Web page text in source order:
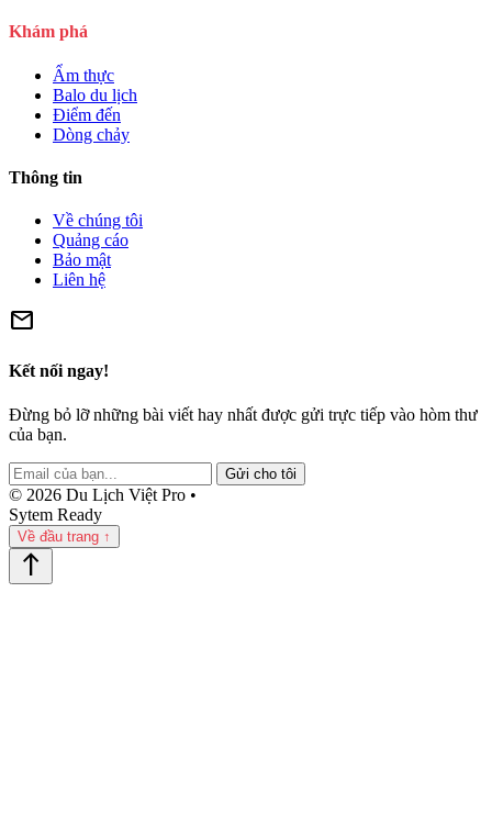
Khám phá
Ẩm thực
Balo du lịch
Điểm đến
Dòng chảy
Thông tin
Về chúng tôi
Quảng cáo
Bảo mật
Liên hệ
mail
Kết nối ngay!
Đừng bỏ lỡ những bài viết hay nhất được gửi trực tiếp vào hòm thư
của bạn.
Gửi cho tôi
© 2026 Du Lịch Việt Pro •
Sytem Ready
Về đầu trang ↑
north